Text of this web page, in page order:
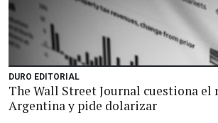
DURO EDITORIAL
The Wall Street Journal cuestiona el
Argentina y pide dolarizar